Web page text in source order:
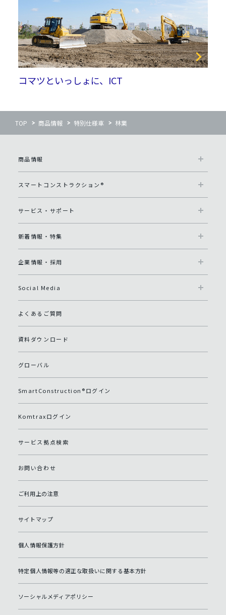
コマツといっしょに、ICT
TOP 商品情報 特別仕様車 林業
商品情報
スマートコンストラクション®
サービス・サポート
新着情報・特集
企業情報・採用
Social Media
よくあるご質問
資料ダウンロード
グローバル
SmartConstruction®ログイン
Komtraxログイン
サービス拠点検索
お問い合わせ
ご利用上の注意
サイトマップ
個人情報保護方針
特定個人情報等の適正な取扱いに関する基本方針
ソーシャルメディアポリシー